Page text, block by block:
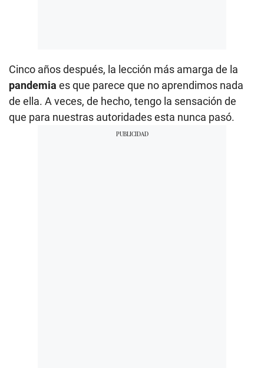
Cinco años después, la lección más amarga de la
pandemia es que parece que no aprendimos nada
de ella. A veces, de hecho, tengo la sensación de
que para nuestras autoridades esta nunca pasó.